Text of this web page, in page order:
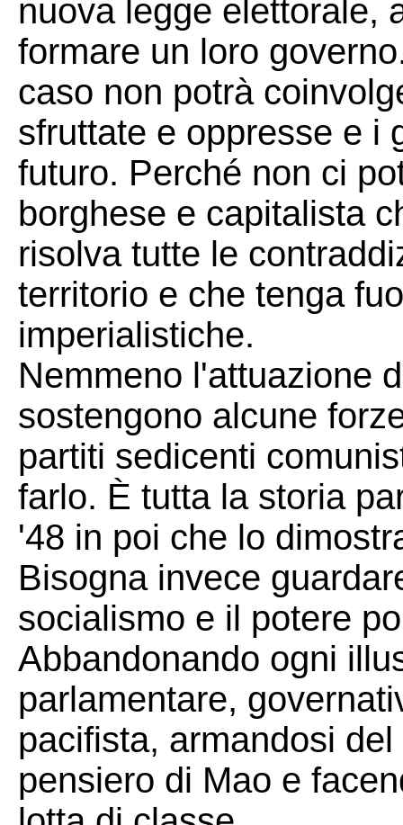
nuova legge elettorale,
formare un loro
caso non potrà
sfruttate e oppresse e i
futuro. Perché non ci
borghese e capitalista
risolva tutte le
territorio e che tenga
imperialistiche.
Nemmeno l'attuazione
sostengono alcune
partiti sedicenti
farlo. È tutta la storia
'48 in poi che lo
Bisogna invece
socialismo e il potere
Abbandonando ogni
parlamentare,
pacifista, armandosi
pensiero di Mao e